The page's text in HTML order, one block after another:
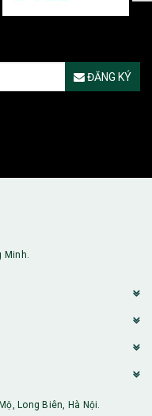
ĐĂNG KÝ
Minh.
Long Biên, Hà Nội.